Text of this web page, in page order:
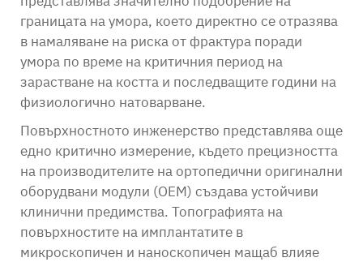
границата на умора, което директно се отразява
в намаляване на риска от фрактура поради
умора по време на критичния период на
зарастване на костта и последващите години на
физиологично натоварване.
Повърхностното инженерство представлява още
едно критично измерение, където прецизността
на производителите на ортопедични оригинални
оборудвани модули (OEM) създава устойчиви
клинични предимства. Топографията на
повърхностите на имплантатите в
микроскопичен и наноскопичен мащаб влияе